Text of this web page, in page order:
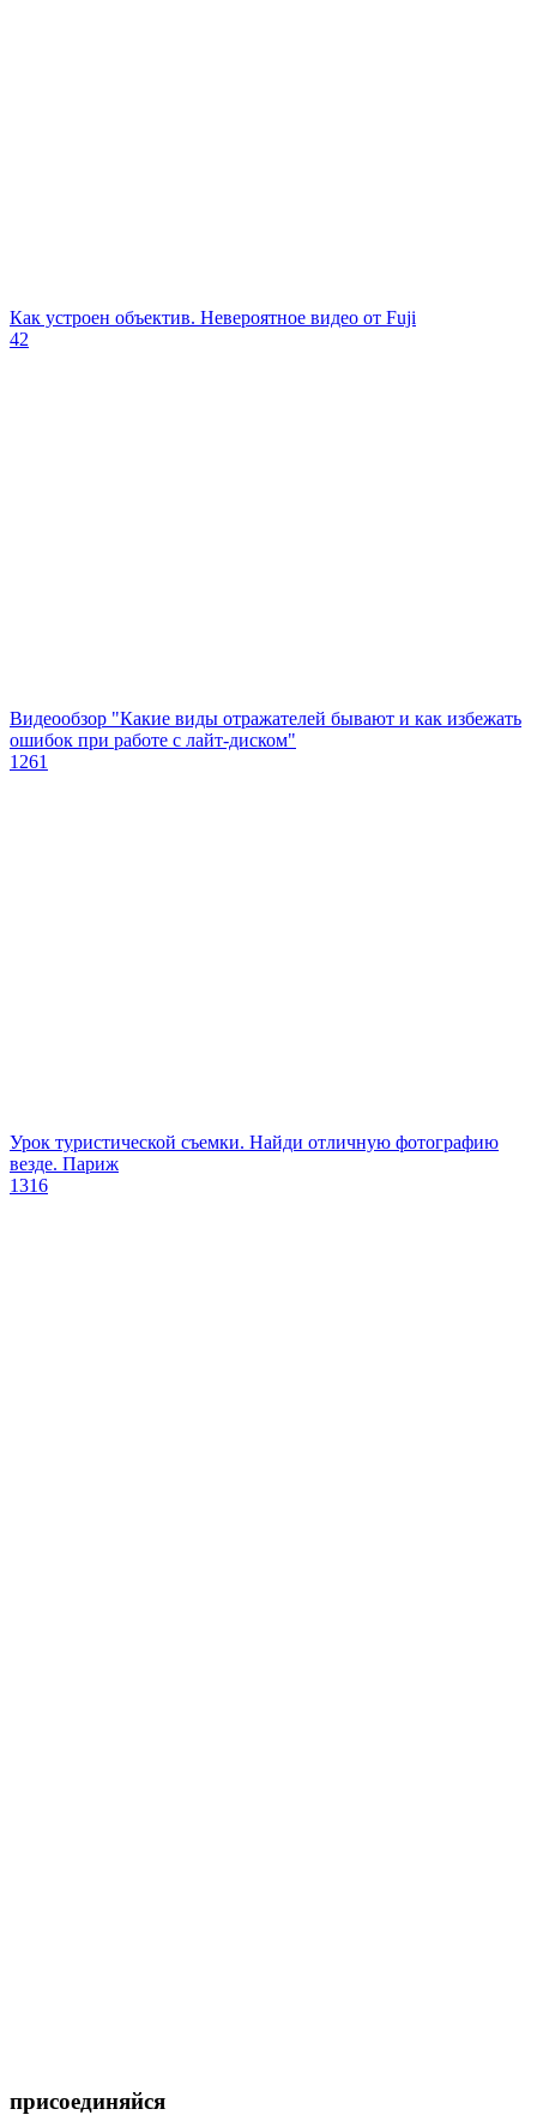
Как устроен объектив. Невероятное видео от Fuji
42
Видеообзор "Какие виды отражателей бывают и как избежать
ошибок при работе с лайт-диском"
1261
Урок туристической съемки. Найди отличную фотографию
везде. Париж
1316
присоединяйся